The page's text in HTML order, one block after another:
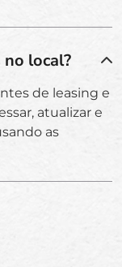
local?
de leasing e
atualizar e
as